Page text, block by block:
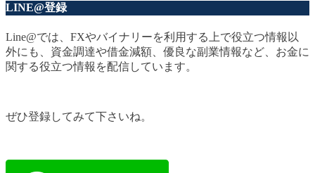
LINE@登録
Line@では、FXやバイナリーを利用する上で役立つ情報以
外にも、資金調達や借金減額、優良な副業情報など、お金に
関する役立つ情報を配信しています。
ぜひ登録してみて下さいね。